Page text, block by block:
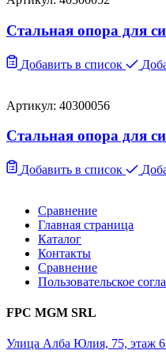
Стальная опора для
Добавить в список
Артикул: 40300056
Стальная опора для
Добавить в список
Сравнение
Главная страница
Каталог
Контакты
Сравнение
Пользовательское
FPC MGM SRL
Улица Алба Юлия, 75, этаж